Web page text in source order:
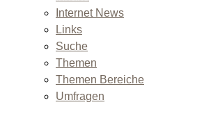
Internet News
Links
Suche
Themen
Themen Bereiche
Umfragen